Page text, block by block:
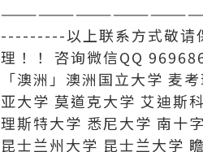
---------以上联系方式敬请
理！！ 咨询微信QQ
「澳洲」澳洲国立大学 麦
亚大学 莫道克大学 艾迪斯
理斯特大学 悉尼大学 南十
昆士兰州大学 昆士兰大学